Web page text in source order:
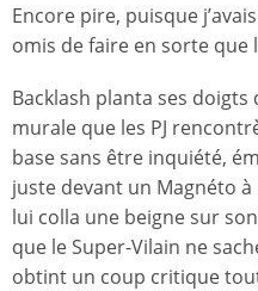
Encore pire, puisque
omis de faire en sorte que
Backlash planta ses
murale que les PJ
base sans être inquiété,
juste devant un Magnéto
lui colla une beigne sur
que le Super-Vilain ne
obtint un coup critique